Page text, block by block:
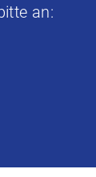
an: